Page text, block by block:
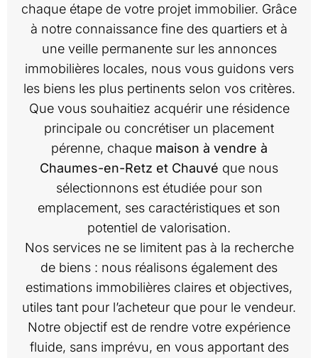
chaque étape de votre projet immobilier. Grâce
à notre connaissance fine des quartiers et à
une veille permanente sur les annonces
immobilières locales, nous vous guidons vers
les biens les plus pertinents selon vos critères.
Que vous souhaitiez acquérir une résidence
principale ou concrétiser un placement
pérenne, chaque maison à vendre à
Chaumes-en-Retz et Chauvé que nous
sélectionnons est étudiée pour son
emplacement, ses caractéristiques et son
potentiel de valorisation.
Nos services ne se limitent pas à la recherche
de biens : nous réalisons également des
estimations immobilières claires et objectives,
utiles tant pour l’acheteur que pour le vendeur.
Notre objectif est de rendre votre expérience
fluide, sans imprévu, en vous apportant des